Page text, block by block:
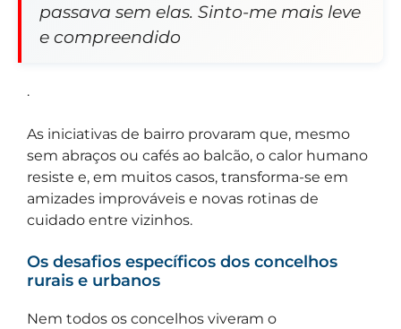
passava sem elas. Sinto-me mais leve
e compreendido
.
As iniciativas de bairro provaram que, mesmo
sem abraços ou cafés ao balcão, o calor humano
resiste e, em muitos casos, transforma-se em
amizades improváveis e novas rotinas de
cuidado entre vizinhos.
Os desafios específicos dos concelhos
rurais e urbanos
Nem todos os concelhos viveram o